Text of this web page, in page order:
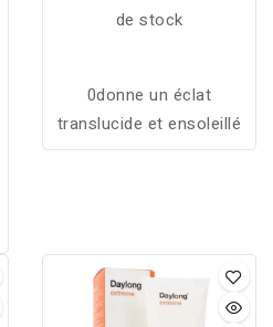
de stock
0donne un éclat
translucide et ensoleillé